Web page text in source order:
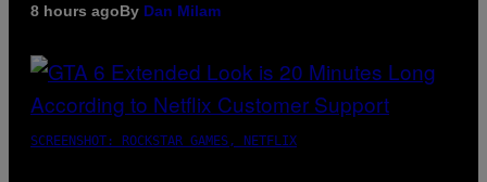
8 hours agoBy Dan Milam
SCREENSHOT: ROCKSTAR GAMES, NETFLIX